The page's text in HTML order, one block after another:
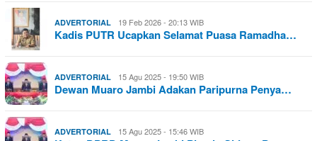
ADVERTORIAL 19 Feb 2026 - 20:13 WIB
Kadis PUTR Ucapkan Selamat Puasa Ramadha…
ADVERTORIAL 15 Agu 2025 - 19:50 WIB
Dewan Muaro Jambi Adakan Paripurna Penya…
ADVERTORIAL 15 Agu 2025 - 15:46 WIB